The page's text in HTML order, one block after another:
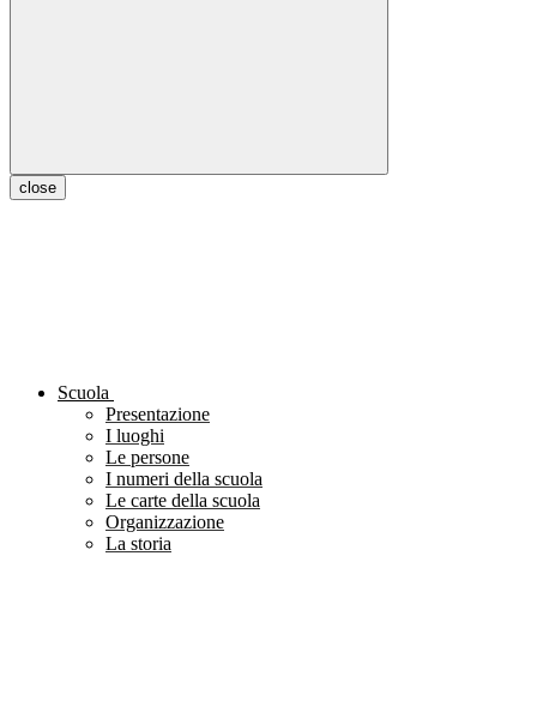
close
Scuola
Presentazione
I luoghi
Le persone
I numeri della scuola
Le carte della scuola
Organizzazione
La storia